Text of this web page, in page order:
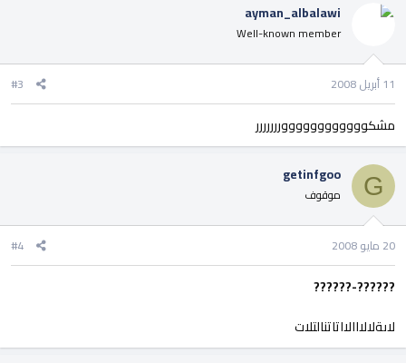
ayman_albalawi
Well-known member
11 أبريل 2008 #3
مشكووووووووووووررررررر
G
getinfgoo
موقوف
20 مايو 2008 #4
??????-??????
لاىةلالااالااتاتنالتلات